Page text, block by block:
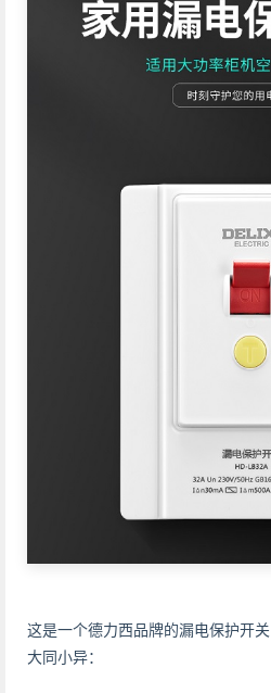
这是一个德力西品牌的漏电保护开
大同小异：